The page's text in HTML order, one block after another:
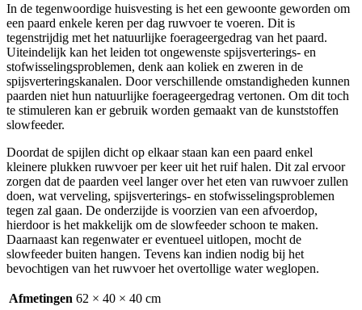
In de tegenwoordige huisvesting is het een gewoonte geworden om
een paard enkele keren per dag ruwvoer te voeren. Dit is
tegenstrijdig met het natuurlijke foerageergedrag van het paard.
Uiteindelijk kan het leiden tot ongewenste spijsverterings- en
stofwisselingsproblemen, denk aan koliek en zweren in de
spijsverteringskanalen. Door verschillende omstandigheden kunnen
paarden niet hun natuurlijke foerageergedrag vertonen. Om dit toch
te stimuleren kan er gebruik worden gemaakt van de kunststoffen
slowfeeder.
Doordat de spijlen dicht op elkaar staan kan een paard enkel
kleinere plukken ruwvoer per keer uit het ruif halen. Dit zal ervoor
zorgen dat de paarden veel langer over het eten van ruwvoer zullen
doen, wat verveling, spijsverterings- en stofwisselingsproblemen
tegen zal gaan. De onderzijde is voorzien van een afvoerdop,
hierdoor is het makkelijk om de slowfeeder schoon te maken.
Daarnaast kan regenwater er eventueel uitlopen, mocht de
slowfeeder buiten hangen. Tevens kan indien nodig bij het
bevochtigen van het ruwvoer het overtollige water weglopen.
Afmetingen 62 × 40 × 40 cm